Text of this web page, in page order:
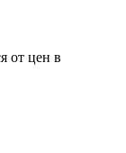
от цен в